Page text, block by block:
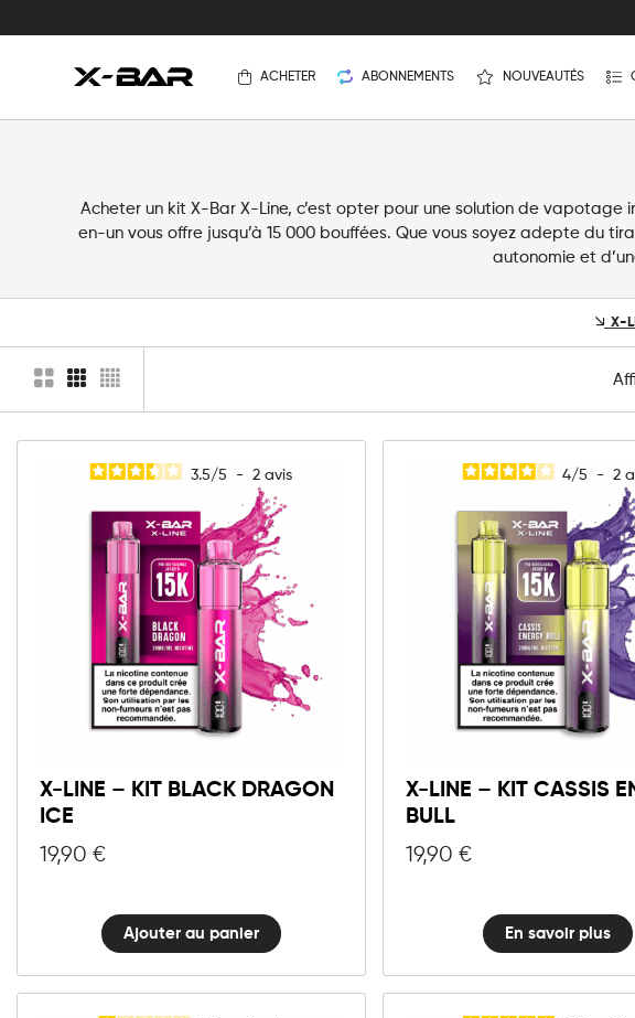
ACHETER ABONNEMENTS NOUVEAUTÉS
Acheter un kit X-Bar X-Line, c’est opter pour une solution de
en-un vous offre jusqu’à 15 000 bouffées. Que vous soyez adepte du
autonomie et
X-
3.5/5 - 2avis
X-LINE – KIT BLACK DRAGON
ICE
19,90 €
10mg 20mg
X-
LINE
Kit
Black
Ajouter au panier
4/5 - 2
X-LINE – KIT CASSIS
BULL
19,90€
En savoir plus